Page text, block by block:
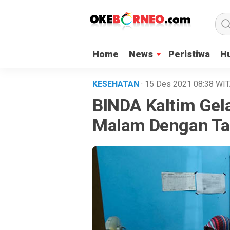
Home News Peristiwa
KESEHATAN· 15 Des 2021 08:38
BINDA Kaltim
Malam Dengan